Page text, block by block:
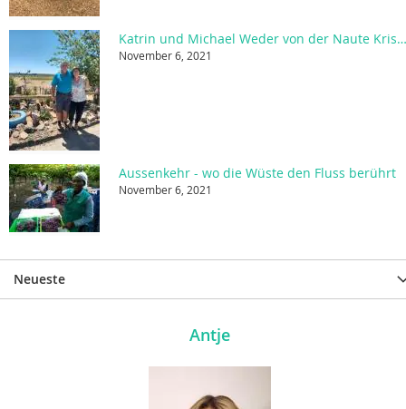
Katrin und Michael Weder von der Naute Kristall Destille
November 6, 2021
Aussenkehr - wo die Wüste den Fluss berührt
November 6, 2021
Neueste
Antje